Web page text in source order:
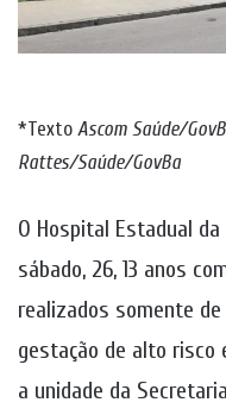
*Texto Ascom Saúde/
Rattes/Saúde/GovBa
O Hospital Estadual da
sábado, 26, 13 anos
realizados somente
gestação de alto risco
a unidade da